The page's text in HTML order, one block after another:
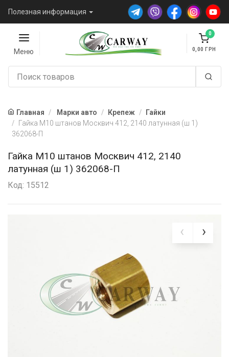
Полезная информация
Меню
0
0,00
Главная Марки авто Крепеж
Гайки
Гайка М10 штанов Москвич 412, 2140 латунная (ш 1)
362068-П
Гайка М10 штанов Москвич 412, 2140
латунная (ш 1) 362068-П
Код: 15512